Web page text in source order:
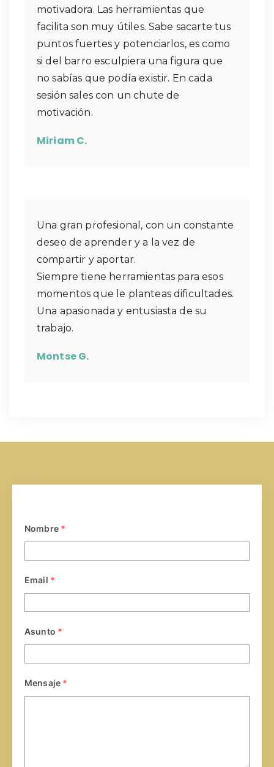
motivadora. Las herramientas que
facilita son muy útiles. Sabe sacarte tus
puntos fuertes y potenciarlos, es como
si del barro esculpiera una figura que
no sabías que podía existir. En cada
sesión sales con un chute de
motivación.
Miriam C.
Una gran profesional, con un constante
deseo de aprender y a la vez de
compartir y aportar.
Siempre tiene herramientas para esos
momentos que le planteas dificultades.
Una apasionada y entusiasta de su
trabajo.
Montse G.
Nombre *
Email *
Asunto *
Mensaje *